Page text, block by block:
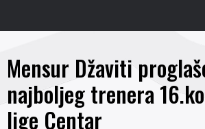
Mensur Džaviti
najboljeg trenera
lige Centar